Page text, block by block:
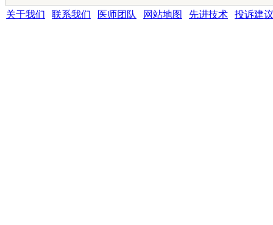
关于我们 联系我们 医师团队 网站地图 先进技术
投诉建议